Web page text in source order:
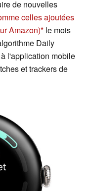
de nouvelles
celles ajoutées
Amazon) le mois
Daily
l'application mobile
et trackers de